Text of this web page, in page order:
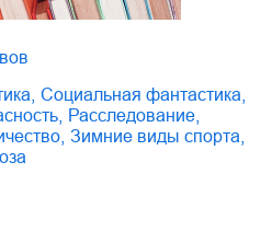
социальная фантастика
расследование
зимние виды спорта